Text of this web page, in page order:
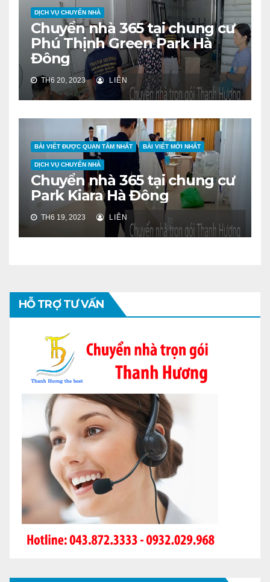
DỊCH VỤ CHUYỂN NHÀ
Chuyển nhà 365 tại chung cư
Phú Thịnh Green Park Hà
Đông
TH6 20, 2023 LIÊN
BÀI VIẾT ĐƯỢC QUAN TÂM NHẤT BÀI VIẾT MỚI NHẤT
DỊCH VỤ CHUYỂN NHÀ
Chuyển nhà 365 tại chung cư
Park Kiara Hà Đông
TH6 19, 2023 LIÊN
HỖ TRỢ TƯ VẤN